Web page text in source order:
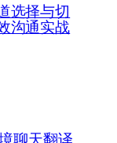
选择与切
沟通实战